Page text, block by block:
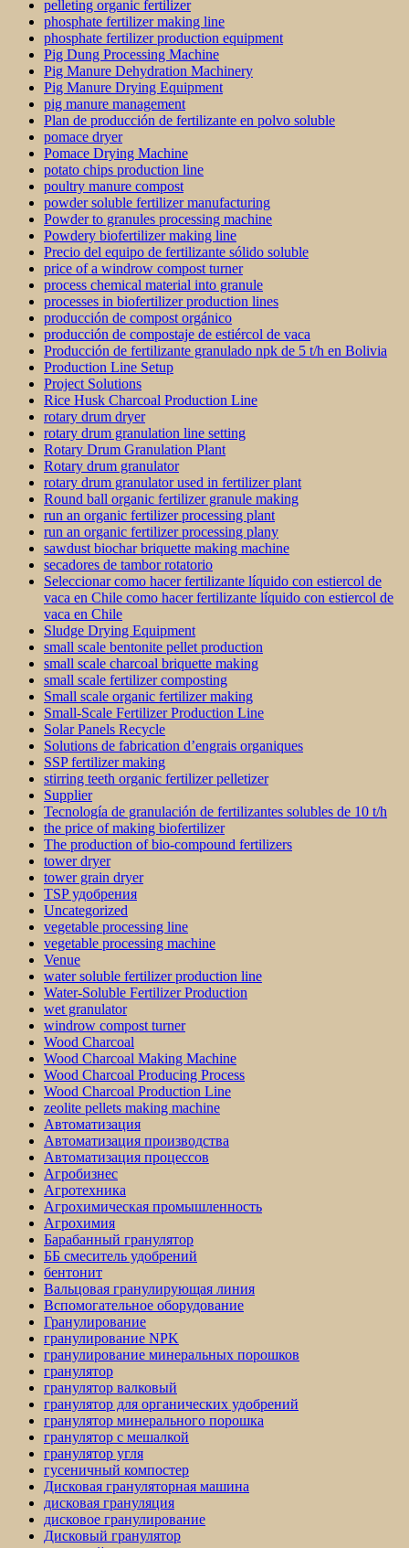
pelleting organic fertilizer
phosphate fertilizer making line
phosphate fertilizer production equipment
Pig Dung Processing Machine
Pig Manure Dehydration Machinery
Pig Manure Drying Equipment
pig manure management
Plan de producción de fertilizante en polvo soluble
pomace dryer
Pomace Drying Machine
potato chips production line
poultry manure compost
powder soluble fertilizer manufacturing
Powder to granules processing machine
Powdery biofertilizer making line
Precio del equipo de fertilizante sólido soluble
price of a windrow compost turner
process chemical material into granule
processes in biofertilizer production lines
producción de compost orgánico
producción de compostaje de estiércol de vaca
Producción de fertilizante granulado npk de 5 t/h en Bolivia
Production Line Setup
Project Solutions
Rice Husk Charcoal Production Line
rotary drum dryer
rotary drum granulation line setting
Rotary Drum Granulation Plant
Rotary drum granulator
rotary drum granulator used in fertilizer plant
Round ball organic fertilizer granule making
run an organic fertilizer processing plant
run an organic fertilizer processing plany
sawdust biochar briquette making machine
secadores de tambor rotatorio
Seleccionar como hacer fertilizante líquido con estiercol de
vaca en Chile como hacer fertilizante líquido con estiercol de
vaca en Chile
Sludge Drying Equipment
small scale bentonite pellet production
small scale charcoal briquette making
small scale fertilizer composting
Small scale organic fertilizer making
Small-Scale Fertilizer Production Line
Solar Panels Recycle
Solutions de fabrication d’engrais organiques
SSP fertilizer making
stirring teeth organic fertilizer pelletizer
Supplier
Tecnología de granulación de fertilizantes solubles de 10 t/h
the price of making biofertilizer
The production of bio-compound fertilizers
tower dryer
tower grain dryer
TSP удобрения
Uncategorized
vegetable processing line
vegetable processing machine
Venue
water soluble fertilizer production line
Water-Soluble Fertilizer Production
wet granulator
windrow compost turner
Wood Charcoal
Wood Charcoal Making Machine
Wood Charcoal Producing Process
Wood Charcoal Production Line
zeolite pellets making machine
Автоматизация
Автоматизация производства
Автоматизация процессов
Агробизнес
Агротехника
Агрохимическая промышленность
Агрохимия
Барабанный гранулятор
ББ смеситель удобрений
бентонит
Вальцовая гранулирующая линия
Вспомогательное оборудование
Гранулирование
гранулирование NPK
гранулирование минеральных порошков
гранулятор
гранулятор валковый
гранулятор для органических удобрений
гранулятор минерального порошка
гранулятор с мешалкой
гранулятор угля
гусеничный компостер
Дисковая грануляторная машина
дисковая грануляция
дисковое гранулирование
Дисковый гранулятор